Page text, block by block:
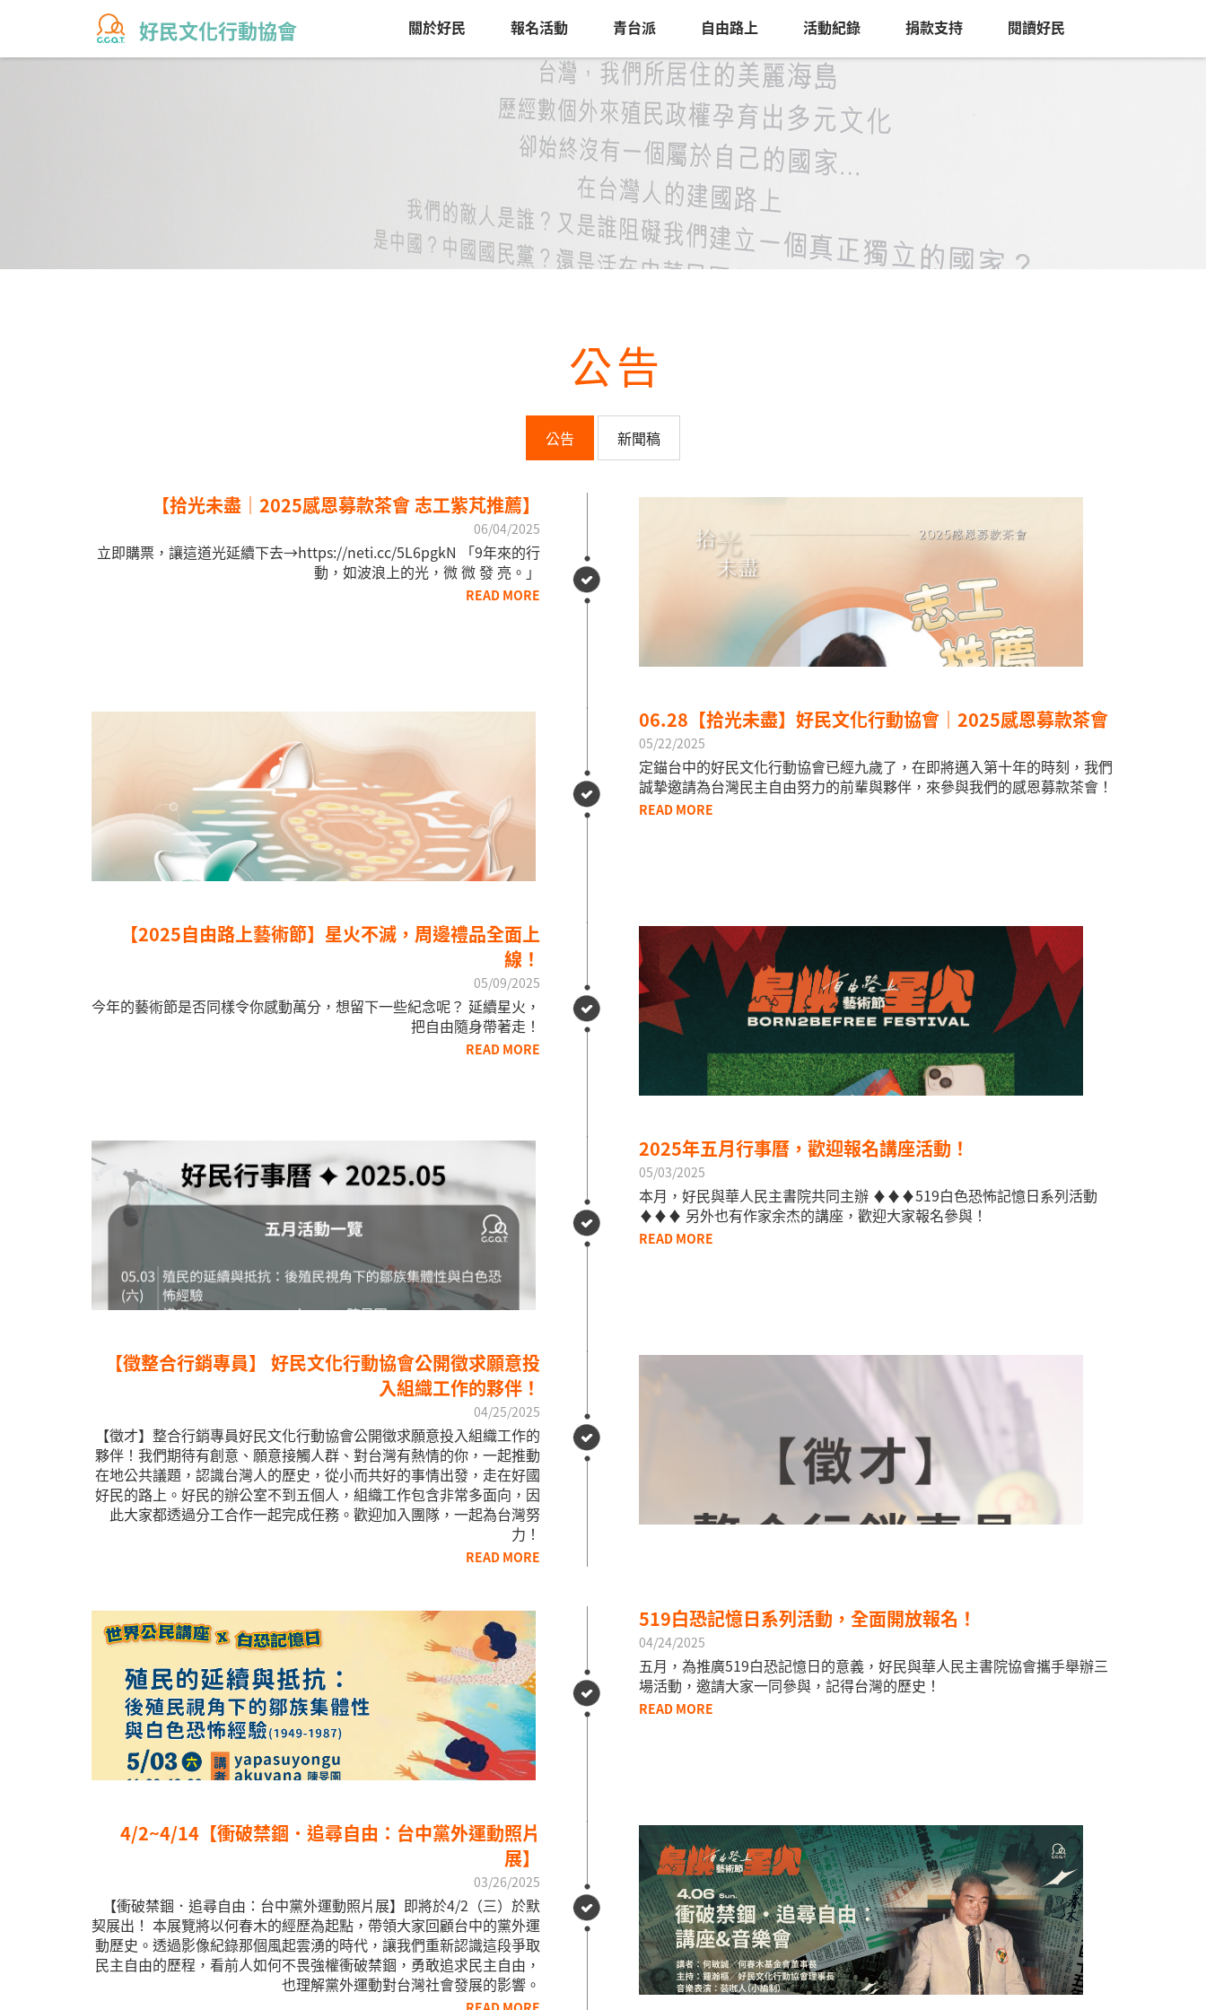
好民文化行動協會 關於好民 報名活動 青台派 自由路上 活動紀錄 捐款支持 閱讀好民
公告
公告 新聞稿
【拾光未盡｜2025感恩募款茶會 志工紫芃推薦】
06/04/2025
立即購票，讓這道光延續下去→https://neti.cc/5L6pgkN 「9年來的行
動，如波浪上的光，微 微 發 亮。」
READ MORE
06.28【拾光未盡】好民文化行動協會｜2025感恩募款茶會
05/22/2025
定錨台中的好民文化行動協會已經九歲了，在即將邁入第十年的時刻，我們
誠摯邀請為台灣民主自由努力的前輩與夥伴，來參與我們的感恩募款茶會！
READ MORE
【2025自由路上藝術節】星火不滅，周邊禮品全面上
線！
05/09/2025
今年的藝術節是否同樣令你感動萬分，想留下一些紀念呢？ 延續星火，
把自由隨身帶著走！
READ MORE
2025年五月行事曆，歡迎報名講座活動！
05/03/2025
本月，好民與華人民主書院共同主辦 ♦♦♦519白色恐怖記憶日系列活動
♦♦♦ 另外也有作家余杰的講座，歡迎大家報名參與！
READ MORE
【徵整合行銷專員】 ​好民文化行動協會公開徵求願意投
入組織工作的夥伴！
04/25/2025
【徵才】整合行銷專員 ​ 好民文化行動協會公開徵求願意投入組織工作的
夥伴！ ​ 我們期待有創意、願意接觸人群、對台灣有熱情的你，一起推動
在地公共議題，認識台灣人的歷史，從小而共好的事情出發，走在好國
好民的路上。 ​ 好民的辦公室不到五個人，組織工作包含非常多面向，因
此大家都透過分工合作一起完成任務。歡迎加入團隊，一起為台灣努
力！ ​
READ MORE
519白恐記憶日系列活動，全面開放報名！
04/24/2025
五月，為推廣519白恐記憶日的意義，好民與華人民主書院協會攜手舉辦三
場活動，邀請大家一同參與，記得台灣的歷史！
READ MORE
4/2~4/14【衝破禁錮．追尋自由：台中黨外運動照片
展】
03/26/2025
【衝破禁錮．追尋自由：台中黨外運動照片展】即將於4/2（三）於默
契展出！ 本展覽將以何春木的經歷為起點，帶領大家回顧台中的黨外運
動歷史。透過影像紀錄那個風起雲湧的時代，讓我們重新認識這段爭取
民主自由的歷程，看前人如何不畏強權衝破禁錮，勇敢追求民主自由，
也理解黨外運動對台灣社會發展的影響。